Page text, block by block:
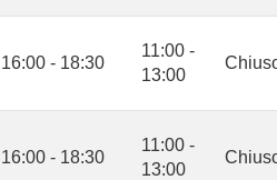
16:00 - 18:30
11:00 -
13:00
16:00 - 18:30
11:00 -
13:00